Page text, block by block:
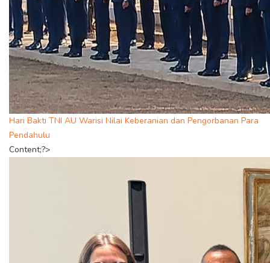
Hari Bakti TNI AU Warisi Nilai Keberanian dan Pengorbanan Para
Pendahulu
Content;?>